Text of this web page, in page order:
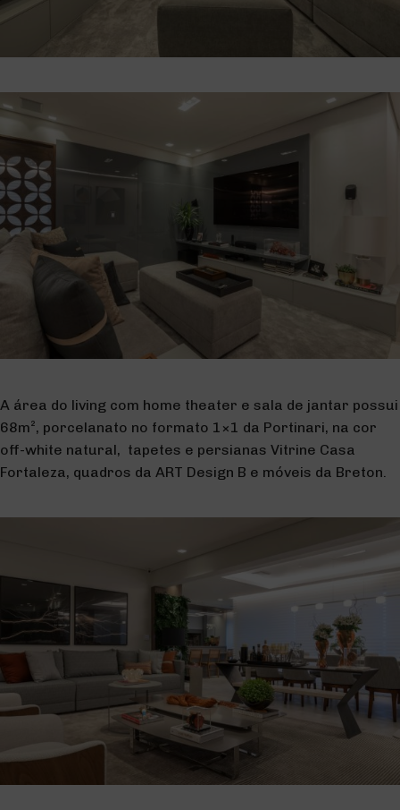
A área do living com home theater e sala de jantar possui
68m², porcelanato no formato 1×1 da Portinari, na cor
off-white natural, tapetes e persianas Vitrine Casa
Fortaleza, quadros da ART Design B e móveis da Breton.